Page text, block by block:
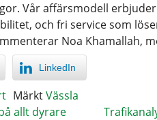
Vår affärsmodell
och fri service som
Noa Khamallah,
LinkedIn
MärktVässla
allt dyrare